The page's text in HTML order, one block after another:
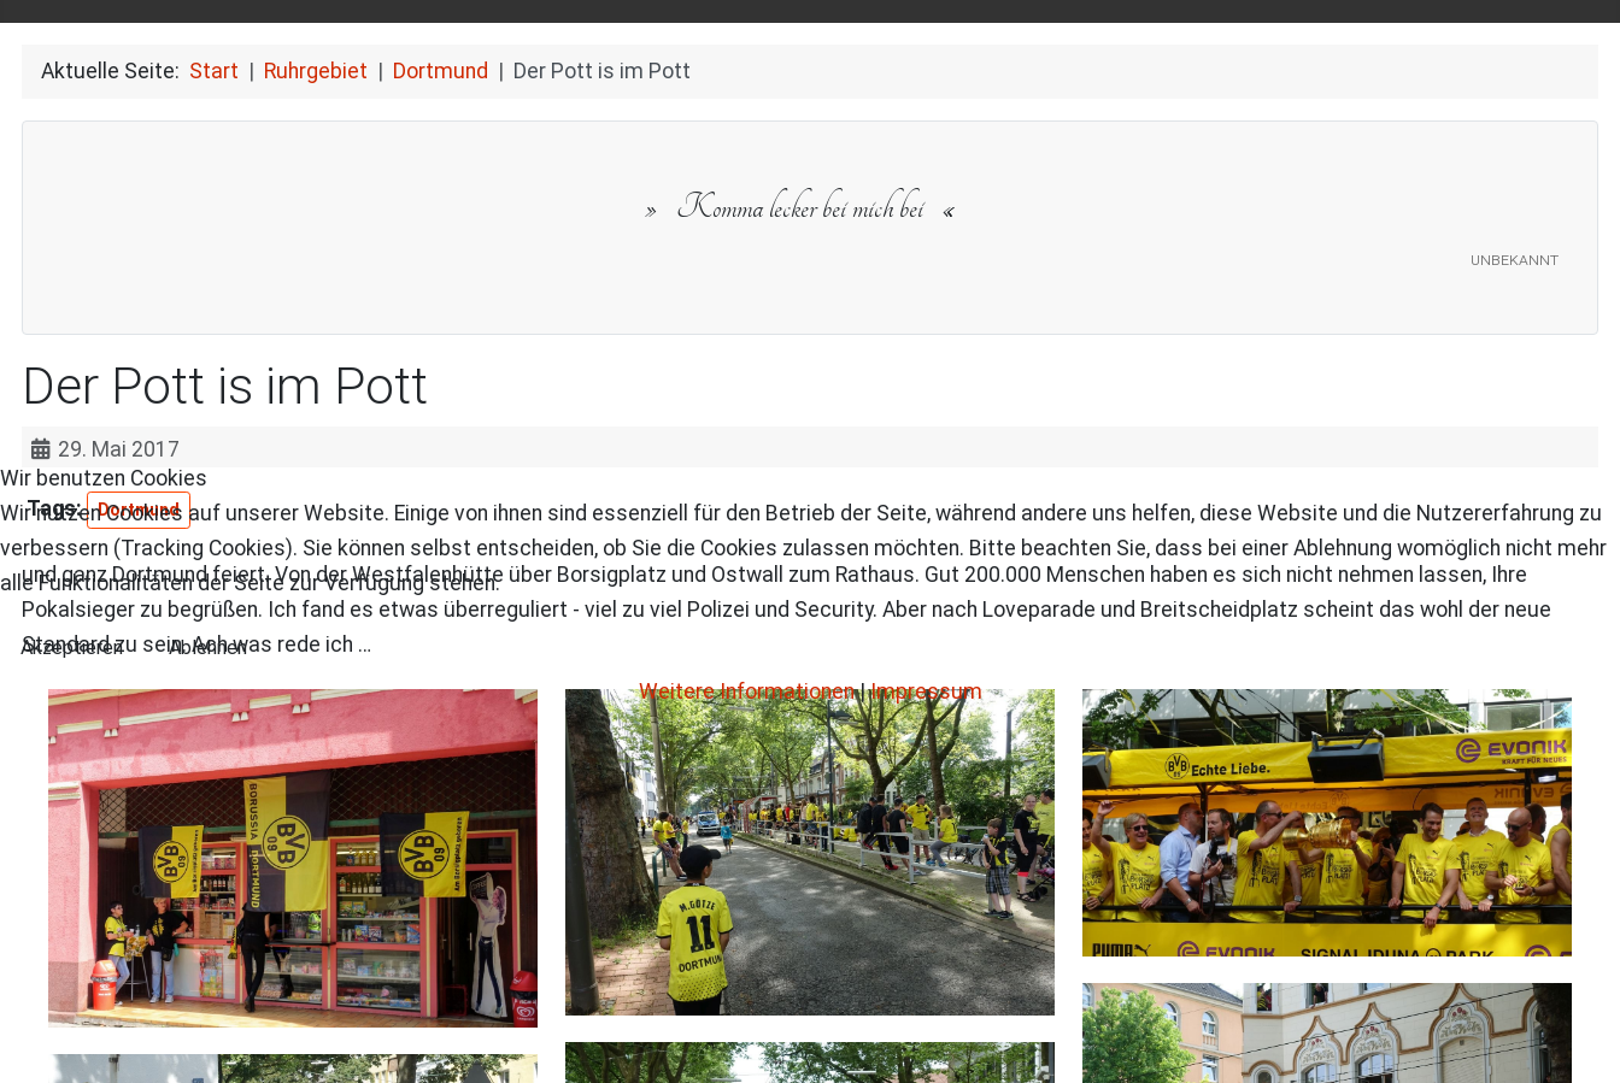
Aktuelle Seite: Start Ruhrgebiet Dortmund Der Pott is im Pott
unbekannt
Komma lecker bei mich bei
Der Pott is im Pott
29. Mai 2017
Dortmund
und ganz Dortmund feiert. Von der Westfalenhütte über Borsigplatz und Ostwall zum Rathaus. Gut 200.000 Menschen haben es sich nicht nehmen lassen, Ihre
Pokalsieger zu begrüßen. Ich fand es etwas überreguliert - viel zu viel Polizei und Security. Aber nach Loveparade und Breitscheidplatz scheint das wohl der neue
Standard zu sein. Ach was rede ich …
Wir benutzen Cookies
Wir nutzen Cookies auf unserer Website. Einige von ihnen sind essenziell für den Betrieb der Seite, während andere uns helfen, diese Website und die Nutzererfahrung zu
verbessern (Tracking Cookies). Sie können selbst entscheiden, ob Sie die Cookies zulassen möchten. Bitte beachten Sie, dass bei einer Ablehnung womöglich nicht mehr
alle Funktionalitäten der Seite zur Verfügung stehen.
Akzeptieren Ablehnen
Weitere Informationen|Impressum